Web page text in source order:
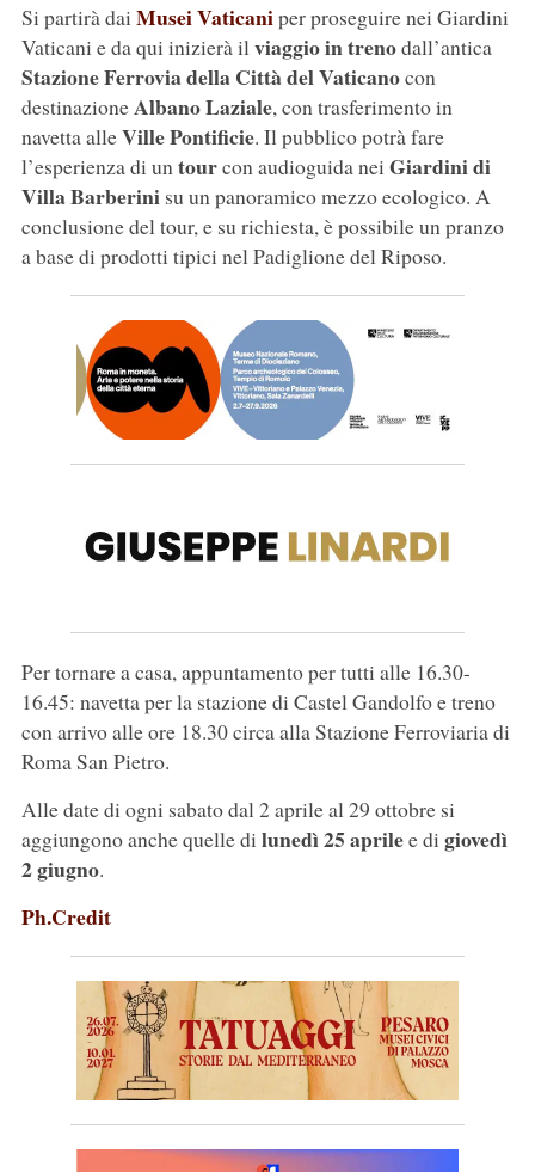
Si partirà dai Musei Vaticaniper proseguire nei Giardini
Vaticani e da qui inizierà ilviaggio in trenodall’antica
Stazione Ferrovia della Città del Vaticanocon
destinazioneAlbano Laziale, con trasferimento in
navetta alleVille Pontificie. Il pubblico potrà fare
l’esperienza di untourcon audioguida nei Giardini di
Villa Barberinisu un panoramico mezzo ecologico. A
conclusione del tour, e su richiesta, è possibile un pranzo
a base di prodotti tipici nel Padiglione del Riposo.
Per tornare a casa, appuntamento per tutti alle 16.30-
16.45: navetta per la stazione di Castel Gandolfo e treno
con arrivo alle ore 18.30 circa alla Stazione Ferroviaria di
Roma San Pietro.
Alle date di ogni sabato dal 2 aprile al 29 ottobre si
aggiungono anche quelle di lunedì 25 aprilee di giovedì
2 giugno.
Ph.Credit